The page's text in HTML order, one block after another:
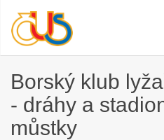
Borský klub
- dráhy a
můstky